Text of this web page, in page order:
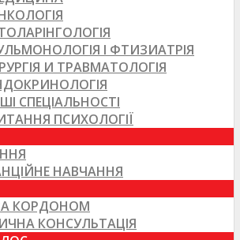
І ФТИЗИАТРІЯ
И ТРАВМАТОЛОГІЯ
СПЕЦІАЛЬНОСТІ
ПСИХОЛОГІЇ
НАВЧАННЯ
КОРДОНОМ
КОНСУЛЬТАЦІЯ